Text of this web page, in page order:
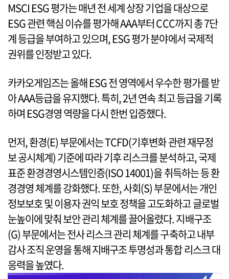
MSCI ESG 평가는 매년 전 세계 상장 기업을 대상으로
ESG 관련 핵심 이슈를 평가해 AAA부터 CCC까지 총 7단
계 등급을 부여하고 있으며, ESG 평가 분야에서 국제적
권위를 인정받고 있다.
카카오게임즈는 올해 ESG 전 영역에서 우수한 평가를 받
아 AAA등급을 유지했다. 특히, 2년 연속 최고 등급을 기록
하며 ESG경영 역량을 다시 한번 입증했다.
먼저, 환경(E) 부문에서는 TCFD(기후변화 관련 재무정
보 공시체계) 기준에 따라 기후 리스크를 분석하고, 국제
표준 환경경영시스템인증(ISO 14001)을 취득하는 등 환
경경영 체계를 강화했다. 또한, 사회(S) 부문에서는 개인
정보보호 및 이용자 권익 보호 정책을 고도화하고 글로벌
눈높이에 맞춰 보안 관리 체계를 끌어올렸다. 지배구조
(G) 부문에서는 전사 리스크 관리 체계를 구축하고 내부
감사 조직 운영을 통해 지배구조 투명성과 통합 리스크 대
응력을 높였다.